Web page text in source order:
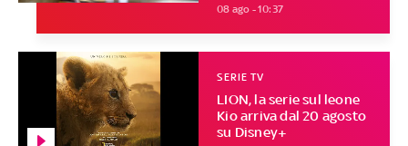
08 ago - 10:37
LION, la serie sul leone
Kio arriva dal 20 agosto
su Disney+
SERIE TV